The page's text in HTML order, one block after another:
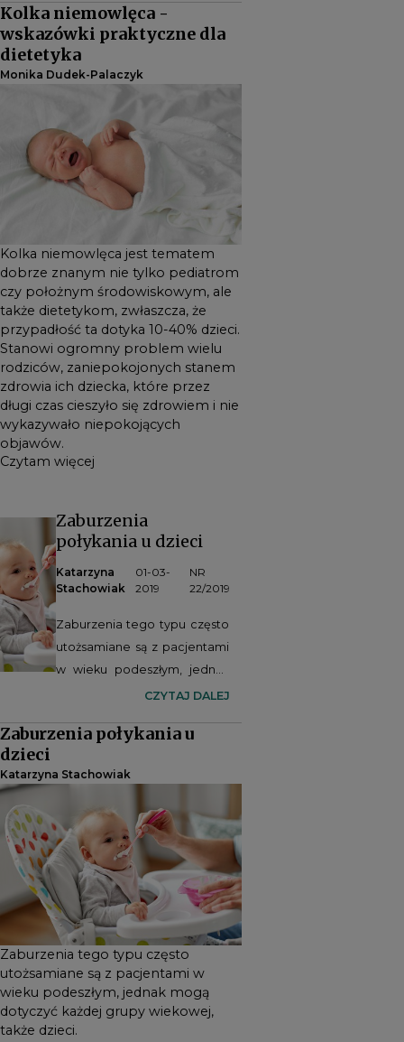
zwłaszcza, że przypadłość ta
dotyka 10-40% dzieci.
Stanowi ogromny problem
wielu rodziców,
zdrowia ich dziecka, które
przez długi czas cieszyło się
zdrowiem i nie wykazywało
niepokojących objawów.
Kolka niemowlęca -
wskazówki praktyczne dla
dietetyka
Monika Dudek-Palaczyk
Kolka niemowlęca jest tematem
dobrze znanym nie tylko pediatrom
czy położnym środowiskowym, ale
także dietetykom, zwłaszcza, że
przypadłość ta dotyka 10-40% dzieci.
Stanowi ogromny problem wielu
rodziców, zaniepokojonych stanem
zdrowia ich dziecka, które przez
długi czas cieszyło się zdrowiem i nie
wykazywało niepokojących
objawów.
Czytam więcej
Zaburzenia
połykania u dzieci
Katarzyna
Stachowiak
01-03-
2019
NR
22/2019
Zaburzenia tego typu często
utożsamiane są z pacjentami
w wieku podeszłym, jednak
mogą dotyczyć każdej grupy
CZYTAJ DALEJ
Zaburzenia połykania u
dzieci
Katarzyna Stachowiak
Zaburzenia tego typu często
utożsamiane są z pacjentami w
wieku podeszłym, jednak mogą
dotyczyć każdej grupy wiekowej,
także dzieci.